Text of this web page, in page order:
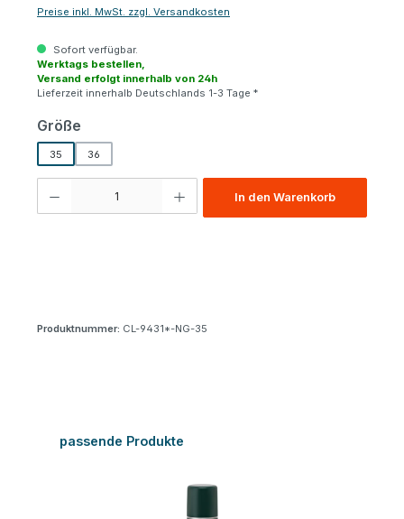
Preise inkl. MwSt. zzgl. Versandkosten
Sofort verfügbar.
Werktags bestellen,
Versand erfolgt innerhalb von 24h
Lieferzeit innerhalb Deutschlands 1-3 Tage *
Größe
35 36
In den Warenkorb
Produktnummer: CL-9431*-NG-35
Produktgalerie überspringen
passende Produkte